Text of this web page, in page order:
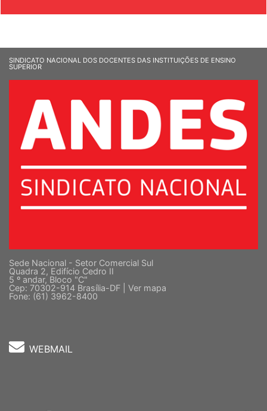
SINDICATO NACIONAL DOS DOCENTES DAS INSTITUIÇÕES DE ENSINO
SUPERIOR
Sede Nacional - Setor Comercial Sul
Quadra 2, Edifício Cedro II
5 º andar, Bloco "C"
Cep: 70302-914 Brasília-DF | Ver mapa
Fone: (61) 3962-8400
WEBMAIL